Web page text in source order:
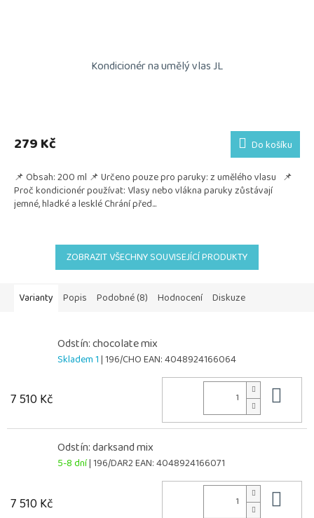
Kondicionér na umělý vlas JL
produktu
je
z
5
hvězdiček.
279 Kč Do košíku
📌 Obsah: 200 ml 📌 Určeno pouze pro paruky: z umělého vlasu 📌
Proč kondicionér používat: Vlasy nebo vlákna paruky zůstávají
jemné, hladké a lesklé Chrání před...
ZOBRAZIT VŠECHNY SOUVISEJÍCÍ PRODUKTY
Varianty Popis Podobné (8) Hodnocení Diskuze
Odstín: chocolate mix
Skladem 1| 196/CHOEAN:4048924166064
7 510 Kč
Odstín: darksand mix
5-8 dní| 196/DAR2EAN:4048924166071
7 510 Kč